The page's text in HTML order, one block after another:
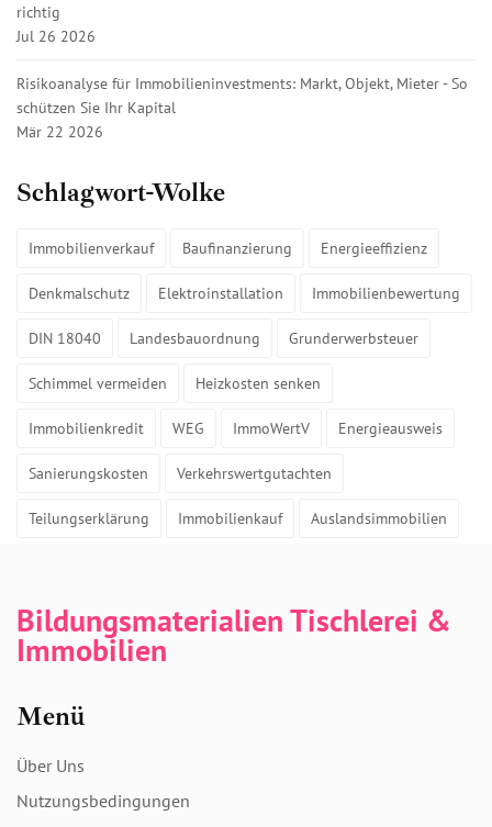
richtig
Jul 26 2026
Risikoanalyse für Immobilieninvestments: Markt, Objekt, Mieter - So
schützen Sie Ihr Kapital
Mär 22 2026
Schlagwort-Wolke
Immobilienverkauf Baufinanzierung Energieeffizienz
Denkmalschutz Elektroinstallation Immobilienbewertung
DIN 18040 Landesbauordnung Grunderwerbsteuer
Schimmel vermeiden Heizkosten senken
Immobilienkredit WEG ImmoWertV Energieausweis
Sanierungskosten Verkehrswertgutachten
Teilungserklärung Immobilienkauf Auslandsimmobilien
Bildungsmaterialien Tischlerei &
Immobilien
Menü
Über Uns
Nutzungsbedingungen